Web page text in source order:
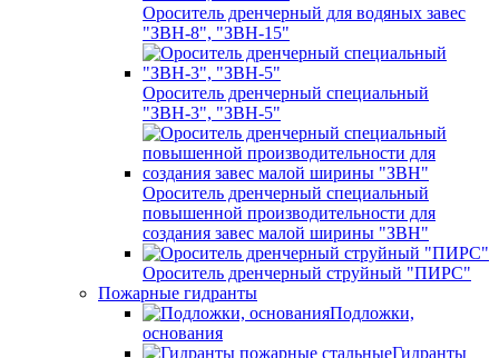
Ороситель дренчерный для водяных завес
"ЗВН-8", "ЗВН-15"
Ороситель дренчерный специальный
"ЗВН-3", "ЗВН-5"
Ороситель дренчерный специальный
повышенной производительности для
создания завес малой ширины "ЗВН"
Ороситель дренчерный струйный "ПИРС"
Пожарные гидранты
Подложки,
основания
Гидранты